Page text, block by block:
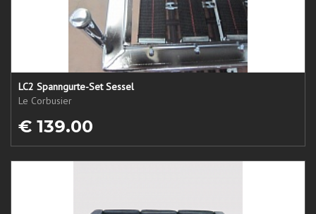
LC2 Spanngurte-Set Sessel
Le Corbusier
€ 139.00